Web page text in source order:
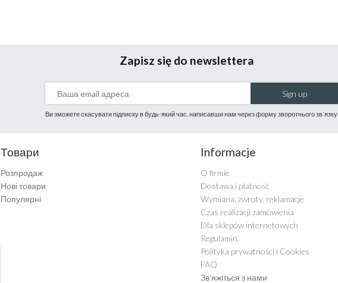
Zapisz się do newslettera
Sign up
Ви зможете скасувати підписку в будь-який час, написавши нам через форму зворотнього зв'язку.
Товари
Розпродаж
Нові товари
Популярні
Informacje
O firmie
Dostawa i płatność
Wymiana, zwroty, reklamacje
Czas realizacji zamówienia
Dla sklepów internetowych
Regulamin
Polityka prywatności i Cookies
FAQ
Зв'яжіться з нами